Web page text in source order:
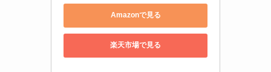
Amazonで見る
楽天市場で見る